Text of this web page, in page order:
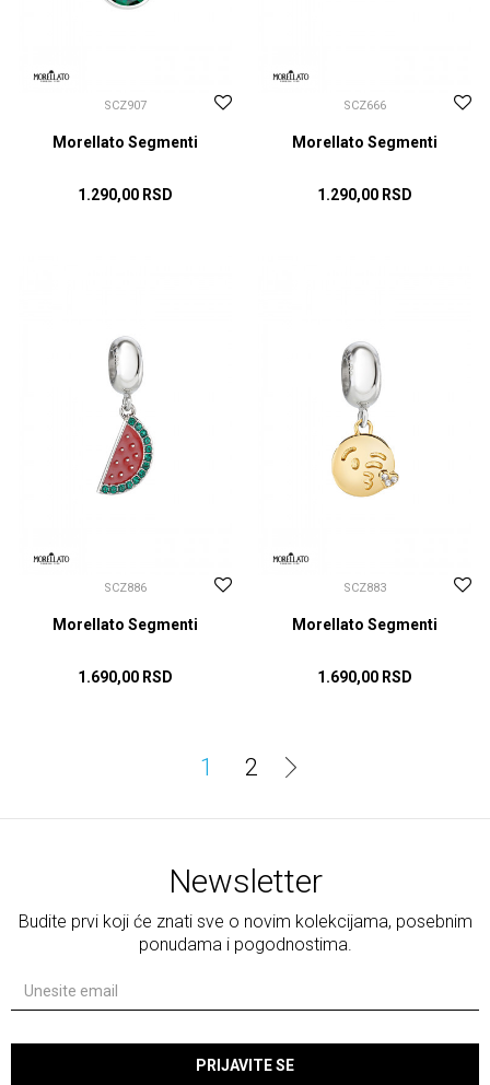
SCZ907
Morellato Segmenti
1.290,00 RSD
SCZ666
Morellato Segmenti
1.290,00 RSD
SCZ886
Morellato Segmenti
1.690,00 RSD
SCZ883
Morellato Segmenti
1.690,00 RSD
1 2
Newsletter
Budite prvi koji će znati sve o novim kolekcijama, posebnim
ponudama i pogodnostima.
PRIJAVITE SE